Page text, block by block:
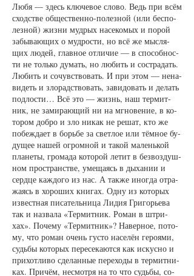
Лю­бя — здесь клю­че­вое сло­во. Ведь при всём
сходст­ве об­щест­вен­но-по­лез­ной (или бес­по­
лез­ной) жиз­ни муд­рых на­се­ко­мых и по­рой
за­бы­ва­ю­щих о муд­рос­ти, но всё же мыс­ля­
щих лю­дей, глав­ное от­ли­чие — в спо­соб­нос­
ти не толь­ко ду­мать, но лю­бить и со­стра­дать.
Лю­бить и со­чувст­во­вать. И при этом — не­на­
ви­деть и зло­радст­во­вать, за­ви­до­вать и де­лать
под­лос­ти… Всё это — жизнь, наш тер­мит­
ник, не за­ми­ра­ю­щий ни на мгно­ве­ние, в ко­
то­ром добро и зло ни­как не ре­шат, кто же
по­беж­да­ет в борь­бе за свет­лое или тём­ное бу­
ду­щее на­шей ог­ром­ной и та­кой ма­лень­кой
пла­не­ты, гро­ма­да ко­то­рой ле­тит в без­воз­душ­
ном прост­ранст­ве, уме­ща­ясь в ды­ха­нии и
серд­це каж­до­го из нас. А так­же иног­да от­ра­
жа­ясь в хо­ро­ших кни­гах. Од­ну из ко­то­рых
из­вест­ная пи­са­тель­ни­ца Ли­дия Гри­горь­е­ва
так и на­зва­ла «Тер­мит­ник. Ро­ман в штри­
хах». По­че­му «Тер­мит­ник»? На­вер­ное, по­то­
му, что ро­ман очень гус­то на­се­лён ге­ро­я­ми,
судь­бы ко­то­рых пе­ре­се­ка­ют­ся как ис­кус­но и
при­хот­ли­во сде­лан­ные пе­ре­хо­ды в тер­мит­ни­
ках. При­чём, не­смот­ря на то что судь­бы, со­